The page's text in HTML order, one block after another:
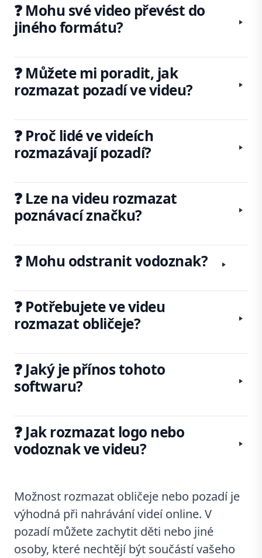
❓ Mohu své video převést do
jiného formátu?
❓ Můžete mi poradit, jak
rozmazat pozadí ve videu?
❓ Proč lidé ve videích
rozmazávají pozadí?
❓ Lze na videu rozmazat
poznávací značku?
❓ Mohu odstranit vodoznak?
❓ Potřebujete ve videu
rozmazat obličeje?
❓ Jaký je přínos tohoto
softwaru?
❓ Jak rozmazat logo nebo
vodoznak ve videu?
Možnost rozmazat obličeje nebo pozadí je
výhodná při nahrávání videí online. V
pozadí můžete zachytit děti nebo jiné
osoby, které nechtějí být součástí vašeho